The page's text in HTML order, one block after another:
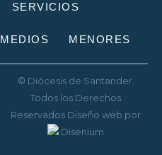
SERVICIOS
MEDIOS MENORES
© Diócesis de Santander.
Todos los Derechos
Reservados Diseño web por
Disenium